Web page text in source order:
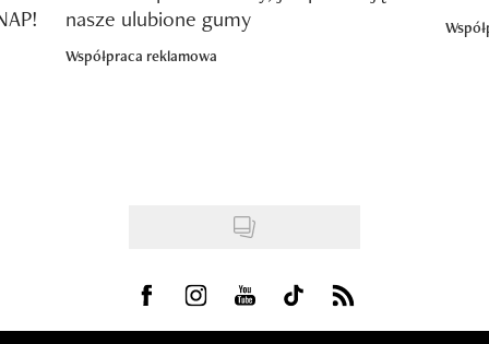
nasze ulubione gumy
Współpraca reklamowa
Visit us on Facebook
Visit us on Instagram
Visit us on Youtube
Visit us on Tiktok
Visit us on Rss